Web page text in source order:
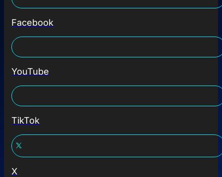
Facebook
YouTube
TikTok
X